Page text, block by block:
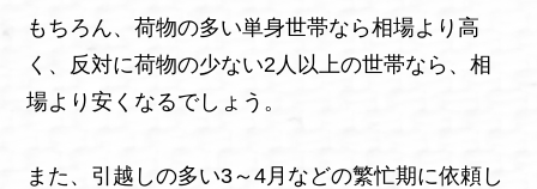
もちろん、荷物の多い単身世帯なら相場より高
く、反対に荷物の少ない2人以上の世帯なら、相
場より安くなるでしょう。
また、引越しの多い3～4月などの繁忙期に依頼し